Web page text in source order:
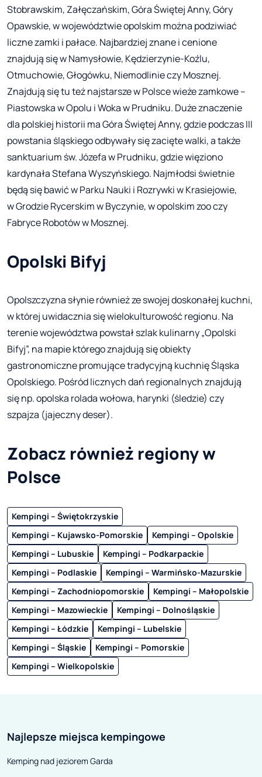
Stobrawskim, Załęczańskim, Góra Świętej Anny, Góry
Opawskie, w województwie opolskim można podziwiać
liczne zamki i pałace. Najbardziej znane i cenione
znajdują się w Namysłowie, Kędzierzynie-Koźlu,
Otmuchowie, Głogówku, Niemodlinie czy Mosznej.
Znajdują się tu też najstarsze w Polsce wieże zamkowe –
Piastowska w Opolu i Woka w Prudniku. Duże znaczenie
dla polskiej historii ma Góra Świętej Anny, gdzie podczas III
powstania śląskiego odbywały się zacięte walki, a także
sanktuarium św. Józefa w Prudniku, gdzie więziono
kardynała Stefana Wyszyńskiego. Najmłodsi świetnie
będą się bawić w Parku Nauki i Rozrywki w Krasiejowie,
w Grodzie Rycerskim w Byczynie, w opolskim zoo czy
Fabryce Robotów w Mosznej.
Opolski Bifyj
Opolszczyzna słynie również ze swojej doskonałej kuchni,
w której uwidacznia się wielokulturowość regionu. Na
terenie województwa powstał szlak kulinarny „Opolski
Bifyj”, na mapie którego znajdują się obiekty
gastronomiczne promujące tradycyjną kuchnię Śląska
Opolskiego. Pośród licznych dań regionalnych znajdują
się np. opolska rolada wołowa, harynki (śledzie) czy
szpajza (jajeczny deser).
Zobacz również regiony w
Polsce
Kempingi – Świętokrzyskie
Kempingi – Kujawsko-Pomorskie
Kempingi – Opolskie
Kempingi – Lubuskie
Kempingi – Podkarpackie
Kempingi – Podlaskie
Kempingi – Warmińsko-Mazurskie
Kempingi – Zachodniopomorskie
Kempingi – Małopolskie
Kempingi – Mazowieckie
Kempingi – Dolnośląskie
Kempingi – Łódzkie
Kempingi – Lubelskie
Kempingi – Śląskie
Kempingi – Pomorskie
Kempingi – Wielkopolskie
Najlepsze miejsca kempingowe
Kemping nad jeziorem Garda